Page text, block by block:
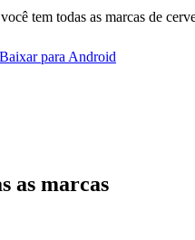
tem todas as marcas de
Baixar para Android
as marcas